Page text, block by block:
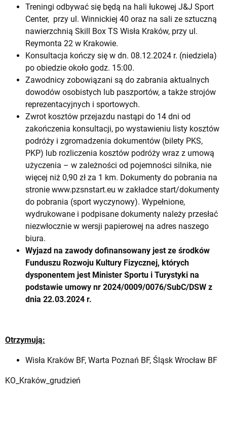
Treningi odbywać się będą na hali łukowej J&J Sport
Center, przy ul. Winnickiej 40 oraz na sali ze sztuczną
nawierzchnią Skill Box TS Wisła Kraków, przy ul.
Reymonta 22 w Krakowie.
Konsultacja kończy się w dn. 08.12.2024 r. (niedziela)
po obiedzie około godz. 15:00.
Zawodnicy zobowiązani są do zabrania aktualnych
dowodów osobistych lub paszportów, a także strojów
reprezentacyjnych i sportowych.
Zwrot kosztów przejazdu nastąpi do 14 dni od
zakończenia konsultacji, po wystawieniu listy kosztów
podróży i zgromadzenia dokumentów (bilety PKS,
PKP) lub rozliczenia kosztów podróży wraz z umową
użyczenia – w zależności od pojemności silnika, nie
więcej niż 0,90 zł za 1 km. Dokumenty do pobrania na
stronie www.pzsnstart.eu w zakładce start/dokumenty
do pobrania (sport wyczynowy). Wypełnione,
wydrukowane i podpisane dokumenty należy przesłać
niezwłocznie w wersji papierowej na adres naszego
biura.
Wyjazd na zawody dofinansowany jest ze środków
Funduszu Rozwoju Kultury Fizycznej, których
dysponentem jest Minister Sportu i Turystyki na
podstawie umowy nr 2024/0009/0076/SubC/DSW z
dnia 22.03.2024 r.
Otrzymują:
Wisła Kraków BF, Warta Poznań BF, Śląsk Wrocław BF
KO_Kraków_grudzień